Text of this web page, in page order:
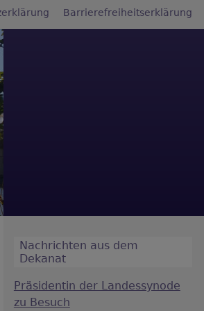
Barrierefreiheitserklärung
Nachrichten aus dem
Dekanat
Präsidentin der Landessynode
zu Besuch